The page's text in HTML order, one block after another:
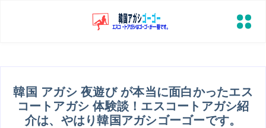
韓国 アガシ 夜遊び が本当に面白かったエス
コートアガシ 体験談！エスコートアガシ紹
介は、やはり韓国アガシゴーゴーです。